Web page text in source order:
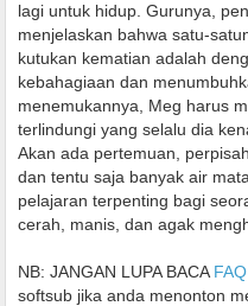
lagi untuk hidup. Gurunya,
menjelaskan bahwa satu-
kutukan kematian adalah
kebahagiaan dan
menemukannya, Meg harus
terlindungi yang selalu dia
Akan ada pertemuan,
dan tentu saja banyak air
pelajaran terpenting bagi
cerah, manis, dan agak
NB: JANGAN LUPA BACA FAQ
softsub jika anda menonton